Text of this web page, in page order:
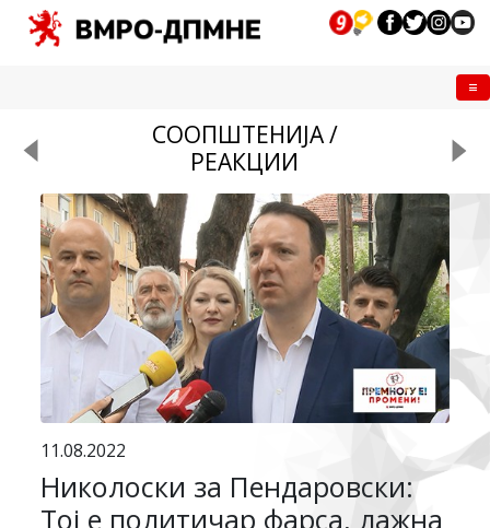
СООПШТЕНИЈА /
РЕАКЦИИ
11.08.2022
Николоски за Пендаровски:
Тој е политичар фарса, лажна